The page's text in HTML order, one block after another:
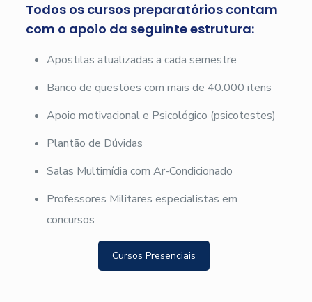
Todos os cursos preparatórios contam
com o apoio da seguinte estrutura:
Apostilas atualizadas a cada semestre
Banco de questões com mais de 40.000 itens
Apoio motivacional e Psicológico (psicotestes)
Plantão de Dúvidas
Salas Multimídia com Ar-Condicionado
Professores Militares especialistas em
concursos
Cursos Presenciais